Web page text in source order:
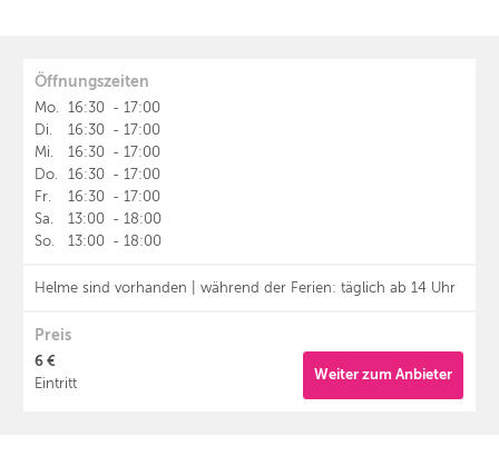
Öffnungszeiten
Mo. 16:30 - 17:00
Di.
16:30 - 17:00
Mi.
16:30 - 17:00
Do.
16:30 - 17:00
Fr.
16:30 - 17:00
Sa.
13:00 - 18:00
So.
13:00 - 18:00
Helme sind vorhanden | während der Ferien: täglich ab 14 Uhr
Preis
6 €
Eintritt
Weiter zum Anbieter